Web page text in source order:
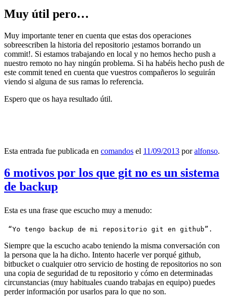
Muy útil pero…
Muy importante tener en cuenta que estas dos operaciones
sobreescriben la historia del repositorio ¡estamos borrando un
commit!. Si estamos trabajando en local y no hemos hecho push a
nuestro remoto no hay ningún problema. Si ha habéis hecho push de
este commit tened en cuenta que vuestros compañeros lo seguirán
viendo si alguna de sus ramas lo referencia.
Espero que os haya resultado útil.
Esta entrada fue publicada en comandos el 11/09/2013 poralfonso.
6 motivos por los que git no es un sistema
de backup
Esta es una frase que escucho muy a menudo:
“Yo tengo backup de mi repositorio git en github”.
Siempre que la escucho acabo teniendo la misma conversación con
la persona que la ha dicho. Intento hacerle ver porqué github,
bitbucket o cualquier otro servicio de hosting de repositorios no son
una copia de seguridad de tu repositorio y cómo en determinadas
circunstancias (muy habituales cuando trabajas en equipo) puedes
perder información por usarlos para lo que no son.